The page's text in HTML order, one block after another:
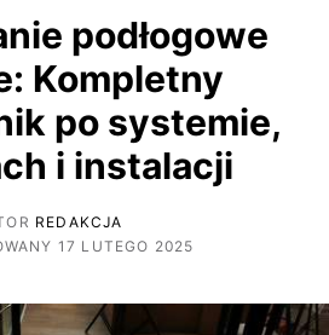
podłogowe
Kompletny
po systemie,
i instalacji
REDAKCJA
17 LUTEGO 2025